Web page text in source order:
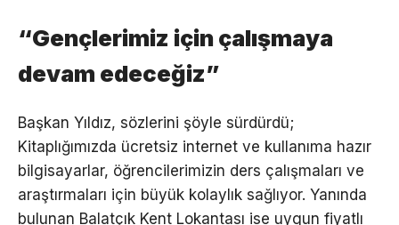
“Gençlerimiz için çalışmaya
devam edeceğiz”
Başkan Yıldız, sözlerini şöyle sürdürdü;
Kitaplığımızda ücretsiz internet ve kullanıma hazır
bilgisayarlar, öğrencilerimizin ders çalışmaları ve
araştırmaları için büyük kolaylık sağlıyor. Yanında
bulunan Balatçık Kent Lokantası ise uygun fiyatlı